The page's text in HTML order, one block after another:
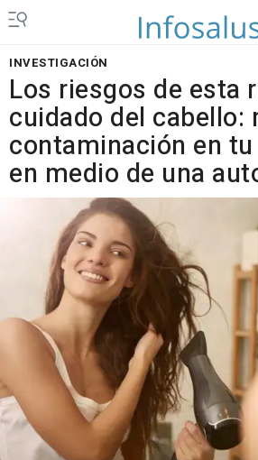
INVESTIGACIÓN
Los riesgos de esta
cuidado del cabello:
contaminación en
en medio de una